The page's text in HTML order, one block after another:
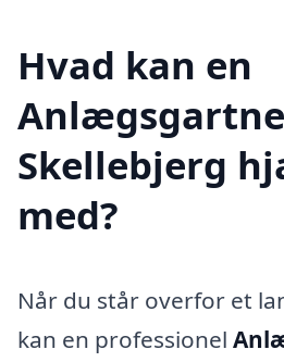
Hvad kan en
Skellebjerg
med?
Når du står overfor et
kan en professionel